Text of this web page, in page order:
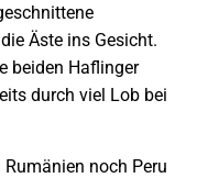
Äste ins Gesicht.
beiden Haflinger
durch viel Lob bei
noch Peru